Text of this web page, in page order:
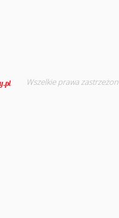
Wszelkie prawa